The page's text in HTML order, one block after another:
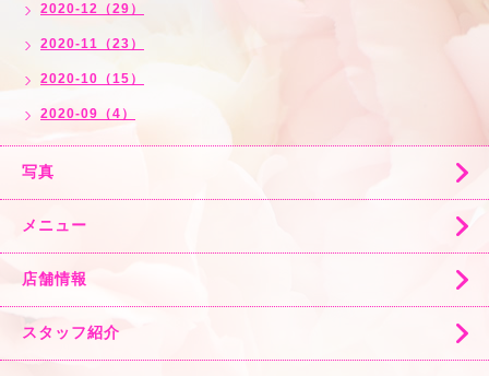
2020-12（29）
2020-11（23）
2020-10（15）
2020-09（4）
写真
メニュー
店舗情報
スタッフ紹介